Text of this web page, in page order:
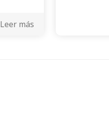
Leer más